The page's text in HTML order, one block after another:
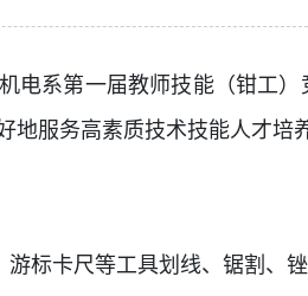
系第一届教师技能（钳工）
服务高素质技术技能人才培养
卡尺等工具划线、锯割、